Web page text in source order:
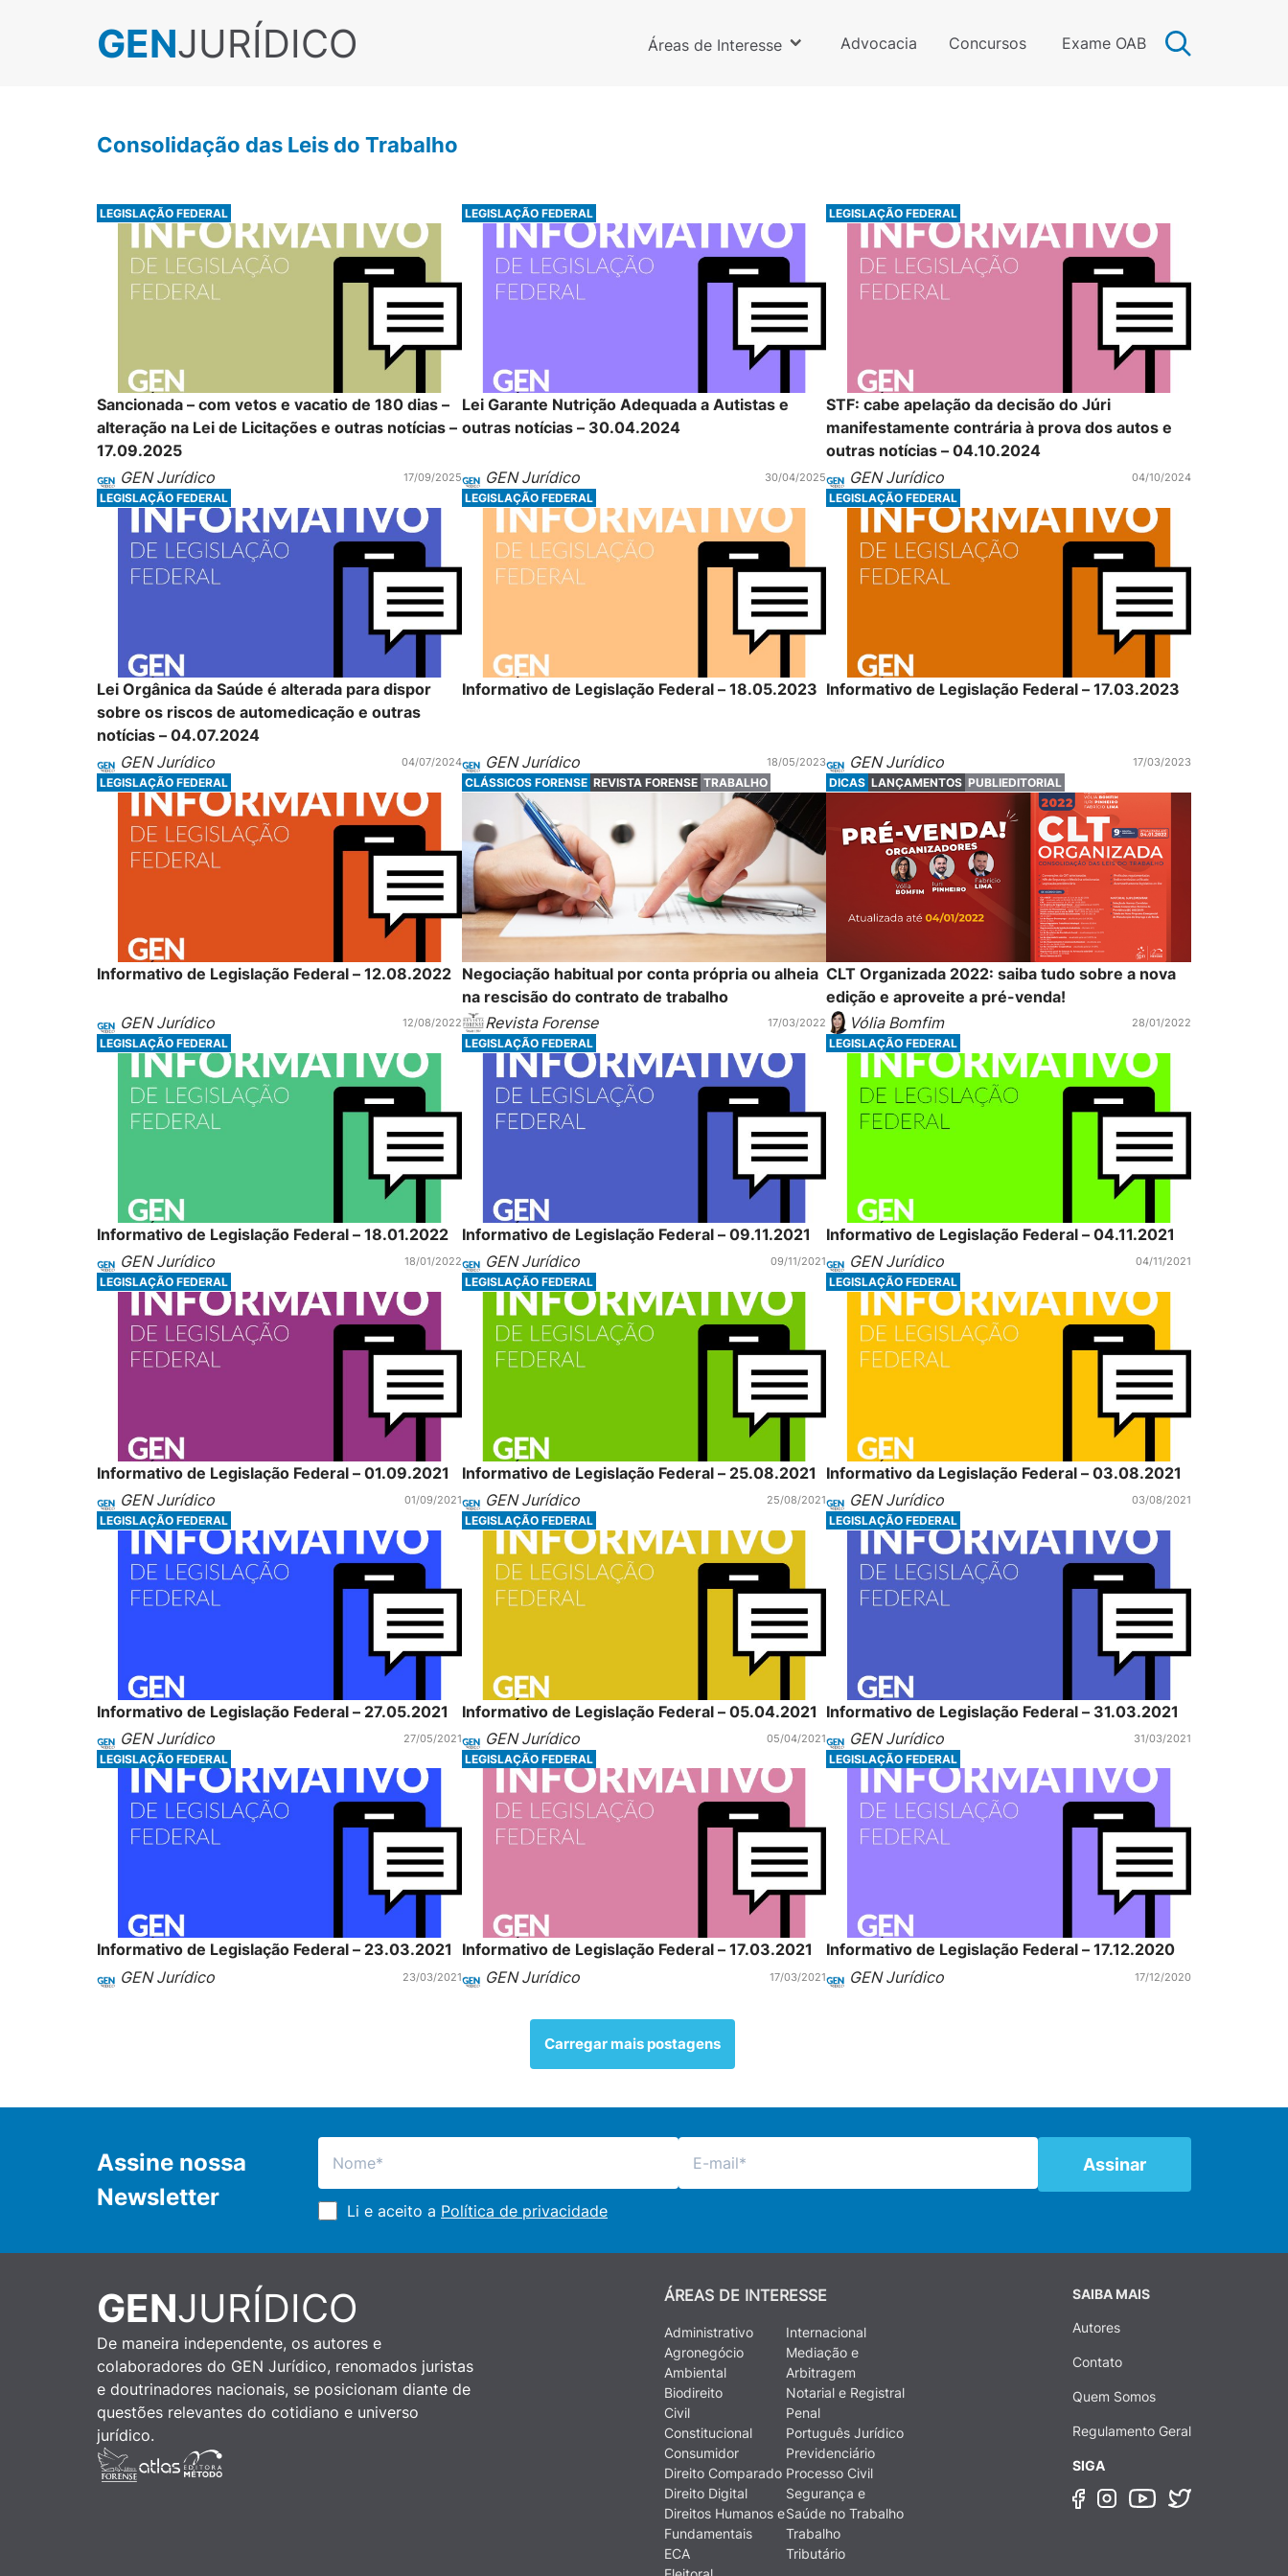
GENJURÍDICO Áreas de Interesse Advocacia Concursos Exame OAB
Consolidação das Leis do Trabalho
LEGISLAÇÃO FEDERAL
Sancionada – com vetos e vacatio de 180 dias –
alteração na Lei de Licitações e outras notícias –
17.09.2025
GEN Jurídico
17/09/2025
LEGISLAÇÃO FEDERAL
Lei Garante Nutrição Adequada a Autistas e
outras notícias – 30.04.2024
GEN Jurídico 30/04/2025
LEGISLAÇÃO FEDERAL
STF: cabe apelação da decisão do Júri
manifestamente contrária à prova dos autos e
outras notícias – 04.10.2024
GEN Jurídico
04/10/2024
LEGISLAÇÃO FEDERAL
Lei Orgânica da Saúde é alterada para dispor
sobre os riscos de automedicação e outras
notícias – 04.07.2024
GEN Jurídico
04/07/2024
LEGISLAÇÃO FEDERAL
Informativo de Legislação Federal – 18.05.2023
GEN Jurídico 18/05/2023
LEGISLAÇÃO FEDERAL
Informativo de Legislação Federal – 17.03.2023
GEN Jurídico 17/03/2023
LEGISLAÇÃO FEDERAL
Informativo de Legislação Federal – 12.08.2022
GEN Jurídico 12/08/2022
CLÁSSICOS FORENSE REVISTA FORENSE TRABALHO
Negociação habitual por conta própria ou alheia
na rescisão do contrato de trabalho
Revista Forense
17/03/2022
DICAS LANÇAMENTOS PUBLIEDITORIAL
CLT Organizada 2022: saiba tudo sobre a nova
edição e aproveite a pré-venda!
Vólia Bomfim
28/01/2022
LEGISLAÇÃO FEDERAL
Informativo de Legislação Federal – 18.01.2022
GEN Jurídico
18/01/2022
LEGISLAÇÃO FEDERAL
Informativo de Legislação Federal – 09.11.2021
GEN Jurídico
09/11/2021
LEGISLAÇÃO FEDERAL
Informativo de Legislação Federal – 04.11.2021
GEN Jurídico
04/11/2021
LEGISLAÇÃO FEDERAL
Informativo de Legislação Federal – 01.09.2021
GEN Jurídico
01/09/2021
LEGISLAÇÃO FEDERAL
Informativo de Legislação Federal – 25.08.2021
GEN Jurídico
25/08/2021
LEGISLAÇÃO FEDERAL
Informativo da Legislação Federal – 03.08.2021
GEN Jurídico
03/08/2021
LEGISLAÇÃO FEDERAL
Informativo de Legislação Federal – 27.05.2021
GEN Jurídico
27/05/2021
LEGISLAÇÃO FEDERAL
Informativo de Legislação Federal – 05.04.2021
GEN Jurídico
05/04/2021
LEGISLAÇÃO FEDERAL
Informativo de Legislação Federal – 31.03.2021
GEN Jurídico
31/03/2021
LEGISLAÇÃO FEDERAL
Informativo de Legislação Federal – 23.03.2021
GEN Jurídico
23/03/2021
LEGISLAÇÃO FEDERAL
Informativo de Legislação Federal – 17.03.2021
GEN Jurídico
17/03/2021
LEGISLAÇÃO FEDERAL
Informativo de Legislação Federal – 17.12.2020
GEN Jurídico
17/12/2020
Carregar mais postagens
Assine nossa
Newsletter
Li e aceito a Política de privacidade
GENJURÍDICO
De maneira independente, os autores e
colaboradores do GEN Jurídico, renomados juristas
e doutrinadores nacionais, se posicionam diante de
questões relevantes do cotidiano e universo
jurídico.
ÁREAS DE INTERESSE
Administrativo
Agronegócio
Ambiental
Biodireito
Civil
Constitucional
Consumidor
Direito Comparado
Direito Digital
Direitos Humanos e
Fundamentais
ECA
Internacional
Mediação e
Arbitragem
Notarial e Registral
Penal
Português Jurídico
Previdenciário
Processo Civil
Segurança e
Saúde no Trabalho
Trabalho
Tributário
SAIBA MAIS
Autores
Contato
Quem Somos
Regulamento Geral
SIGA